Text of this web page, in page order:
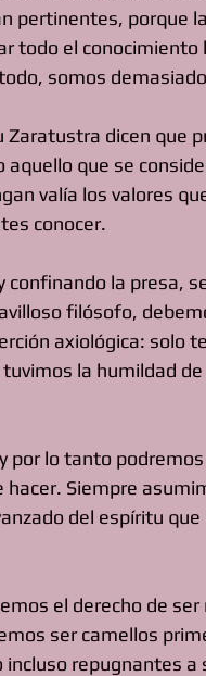
pertinentes, porque la
todo el conocimiento
somos
Zaratustra dicen que
que se
valía los valores
conocer.
confinando la presa,
filósofo,
axiológica: solo
la humildad de
por lo tanto
hacer. Siempre
del espíritu que
el derecho de ser
ser camellos
repugnantes a